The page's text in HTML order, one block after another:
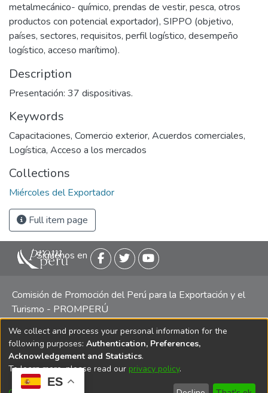
ES
metalmecánico- químico, prendas de vestir, pesca, otros
productos con potencial exportador), SIPPO (objetivo,
países, sectores, requisitos, perfil logístico, desempeño
logístico, acceso marítimo).
Description
Presentación: 37 dispositivas.
Keywords
Capacitaciones, Comercio exterior, Acuerdos comerciales,
Logística, Acceso a los mercados
Collections
Miércoles del Exportador
Full item page
Siguenos en
Comisión de Promoción del Perú para la Exportación y el
Turismo - PROMPERÚ
Central telefónica: (511) 616 7300 / 616 7400 Calle Uno
Oeste 50, Edificio Mincetur, Pisos 13 y 14, San Isidro -
Lima
We collect and process your personal information for the
following purposes: Authentication, Preferences,
Acknowledgement and Statistics.
To learn more, please read our privacy policy.